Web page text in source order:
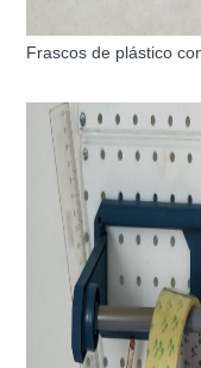
Frascos de plástico